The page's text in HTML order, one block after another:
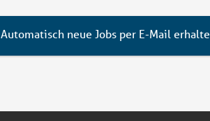
Automatisch neue Jobs per E-Mail